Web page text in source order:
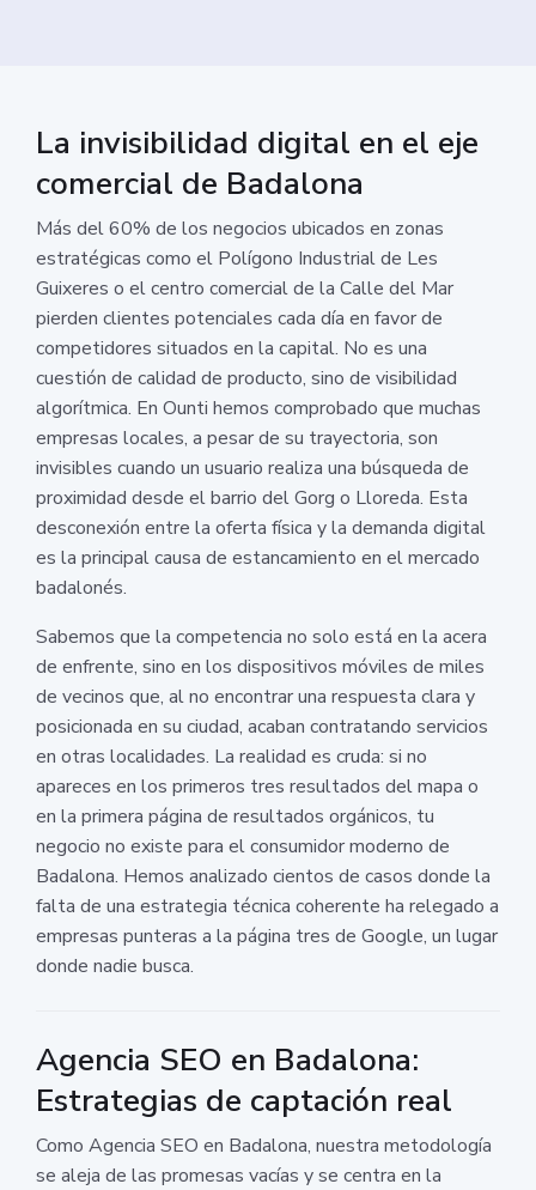
La invisibilidad digital en el eje
comercial de Badalona
Más del 60% de los negocios ubicados en zonas
estratégicas como el Polígono Industrial de Les
Guixeres o el centro comercial de la Calle del Mar
pierden clientes potenciales cada día en favor de
competidores situados en la capital. No es una
cuestión de calidad de producto, sino de visibilidad
algorítmica. En Ounti hemos comprobado que muchas
empresas locales, a pesar de su trayectoria, son
invisibles cuando un usuario realiza una búsqueda de
proximidad desde el barrio del Gorg o Lloreda. Esta
desconexión entre la oferta física y la demanda digital
es la principal causa de estancamiento en el mercado
badalonés.
Sabemos que la competencia no solo está en la acera
de enfrente, sino en los dispositivos móviles de miles
de vecinos que, al no encontrar una respuesta clara y
posicionada en su ciudad, acaban contratando servicios
en otras localidades. La realidad es cruda: si no
apareces en los primeros tres resultados del mapa o
en la primera página de resultados orgánicos, tu
negocio no existe para el consumidor moderno de
Badalona. Hemos analizado cientos de casos donde la
falta de una estrategia técnica coherente ha relegado a
empresas punteras a la página tres de Google, un lugar
donde nadie busca.
Agencia SEO en Badalona:
Estrategias de captación real
Como Agencia SEO en Badalona, nuestra metodología
se aleja de las promesas vacías y se centra en la